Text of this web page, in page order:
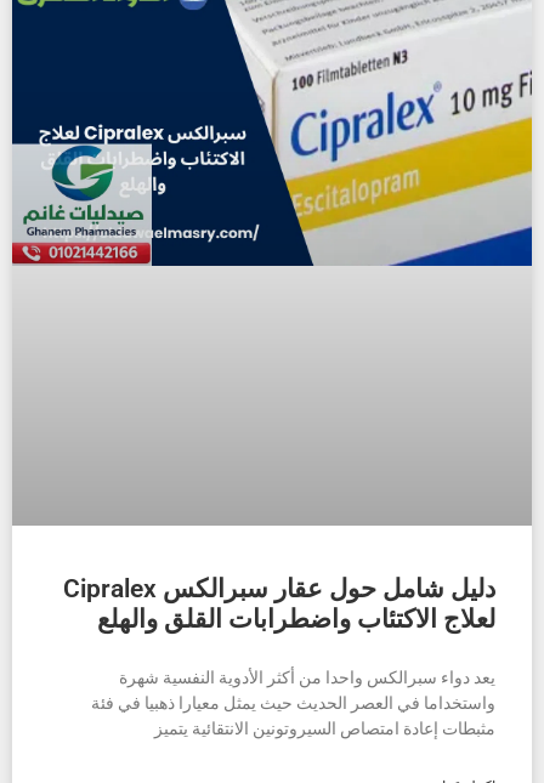
دليل شامل حول عقار سبرالكس Cipralex
لعلاج الاكتئاب واضطرابات القلق والهلع
يعد دواء سبرالكس واحدا من أكثر الأدوية النفسية شهرة
واستخداما في العصر الحديث حيث يمثل معيارا ذهبيا في فئة
مثبطات إعادة امتصاص السيروتونين الانتقائية يتميز